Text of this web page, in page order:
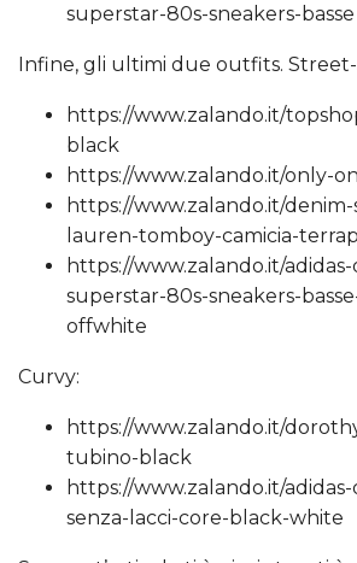
superstar-80s-sneakers-basse
Infine, gli ultimi due outfits.
https://www.zalando.it/
black
https://www.zalando.it/only-
https://www.zalando.it/
lauren-tomboy-camicia-
https://www.zalando.it/
superstar-80s-sneakers-
offwhite
Curvy:
https://www.zalando.it/
tubino-black
https://www.zalando.it/
senza-lacci-core-black-white